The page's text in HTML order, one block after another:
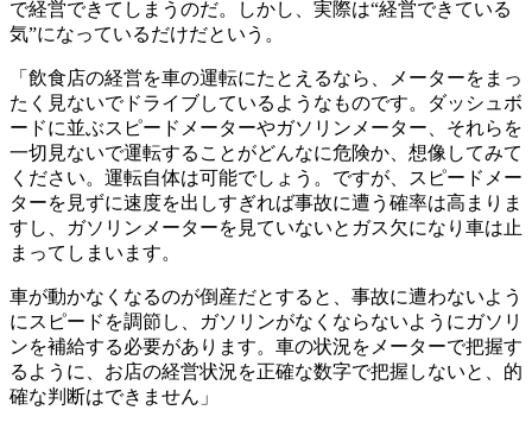
で経営できてしまうのだ。しかし、実際は“経営できている
気”になっているだけだという。
「飲食店の経営を車の運転にたとえるなら、メーターをまっ
たく見ないでドライブしているようなものです。ダッシュボ
ードに並ぶスピードメーターやガソリンメーター、それらを
一切見ないで運転することがどんなに危険か、想像してみて
ください。運転自体は可能でしょう。ですが、スピードメー
ターを見ずに速度を出しすぎれば事故に遭う確率は高まりま
すし、ガソリンメーターを見ていないとガス欠になり車は止
まってしまいます。
車が動かなくなるのが倒産だとすると、事故に遭わないよう
にスピードを調節し、ガソリンがなくならないようにガソリ
ンを補給する必要があります。車の状況をメーターで把握す
るように、お店の経営状況を正確な数字で把握しないと、的
確な判断はできません」